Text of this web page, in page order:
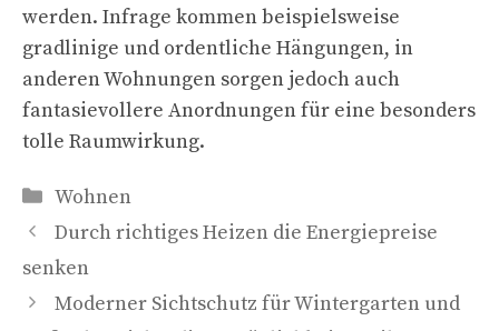
werden. Infrage kommen beispielsweise
gradlinige und ordentliche Hängungen, in
anderen Wohnungen sorgen jedoch auch
fantasievollere Anordnungen für eine besonders
tolle Raumwirkung.
Kategorien
Wohnen
Durch richtiges Heizen die Energiepreise
senken
Moderner Sichtschutz für Wintergarten und